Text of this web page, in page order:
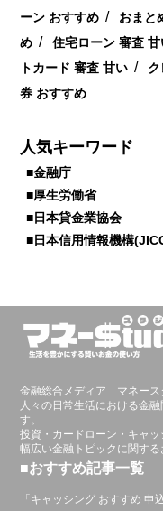
ーン おすすめ / おまと
め / 住宅ローン 審査 甘
トカード 審査 甘い /
券 おすすめ
人気キーワード
■金融庁
■厚生労働省
■日本貸金業協会
■日本信用情報機構
金融総合メディア「マネース
人々の日常生活における金
す。
投資・カードローン・キャッ
幅広い金融トピックに関する
■おすすめ記事一覧
「キャッシング おすすめ